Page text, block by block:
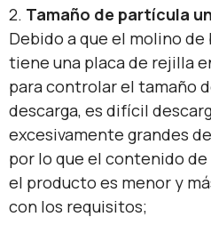
2. Tamaño de partícula
Debido a que el molino
tiene una placa de rejilla
para controlar el tamaño
descarga, es difícil
excesivamente grandes
por lo que el contenido
el producto es menor y
con los requisitos;